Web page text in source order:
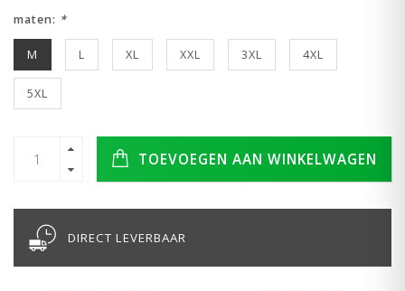
maten: *
M L XL XXL 3XL 4XL
5XL
TOEVOEGEN AAN WINKELWAGEN
DIRECT LEVERBAAR